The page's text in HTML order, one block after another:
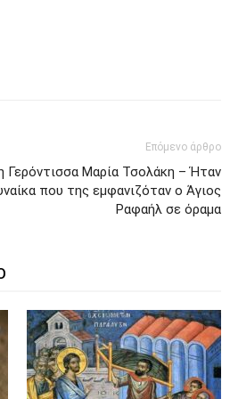
Επόμενο άρθρο
Γερόντισσα Μαρία Τσολάκη – Ήταν
που της εμφανιζόταν ο Άγιος
Ραφαήλ σε όραμα